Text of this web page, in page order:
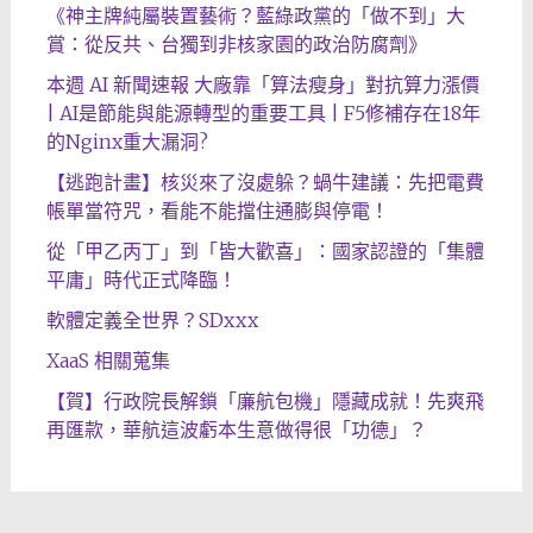
《神主牌純屬裝置藝術？藍綠政黨的「做不到」大
賞：從反共、台獨到非核家園的政治防腐劑》
本週 AI 新聞速報 大廠靠「算法瘦身」對抗算力漲價
| AI是節能與能源轉型的重要工具 | F5修補存在18年
的Nginx重大漏洞?
【逃跑計畫】核災來了沒處躲？蝸牛建議：先把電費
帳單當符咒，看能不能擋住通膨與停電！
從「甲乙丙丁」到「皆大歡喜」：國家認證的「集體
平庸」時代正式降臨！
軟體定義全世界？SDxxx
XaaS 相關蒐集
【賀】行政院長解鎖「廉航包機」隱藏成就！先爽飛
再匯款，華航這波虧本生意做得很「功德」？